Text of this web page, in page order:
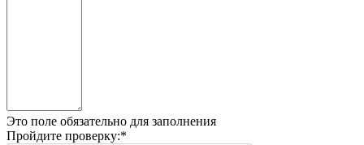
Это поле обязательно для заполнения
Пройдите проверку:*